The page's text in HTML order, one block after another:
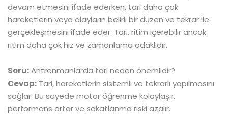
devam etmesini ifade ederken, tari daha çok
hareketlerin veya olayların belirli bir düzen ve tekrar ile
gerçekleşmesini ifade eder. Tari, ritim içerebilir ancak
ritim daha çok hız ve zamanlama odaklıdır.
Soru:Antrenmanlarda tari neden önemlidir?
Cevap: Tari, hareketlerin sistemli ve tekrarlı yapılmasını
sağlar. Bu sayede motor öğrenme kolaylaşır,
performans artar ve sakatlanma riski azalır.